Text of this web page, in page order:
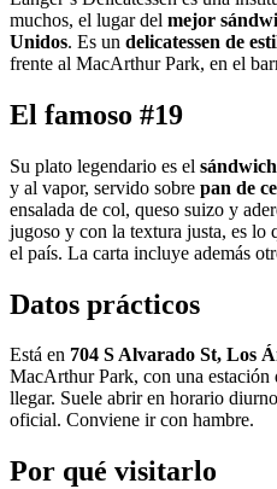
muchos, el lugar del mejor
Unidos. Es un delicatessen de
frente al MacArthur Park, en el
El famoso #19
Su plato legendario es el
y al vapor, servido sobre pan de
ensalada de col, queso suizo y
jugoso y con la textura justa, es lo
el país. La carta incluye además
Datos prácticos
Está en 704 S Alvarado St, Los
MacArthur Park, con una
llegar. Suele abrir en horario
oficial. Conviene ir con hambre.
Por qué visitarlo